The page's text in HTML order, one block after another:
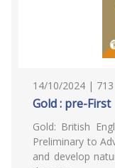
14/10/2024 | 713
Gold : pre-First
Gold: British
Preliminary to
and develop